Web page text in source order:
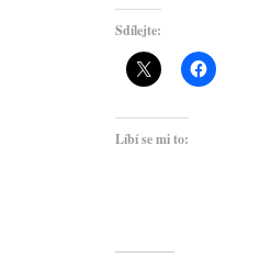
Sdílejte:
Líbí se mi to: